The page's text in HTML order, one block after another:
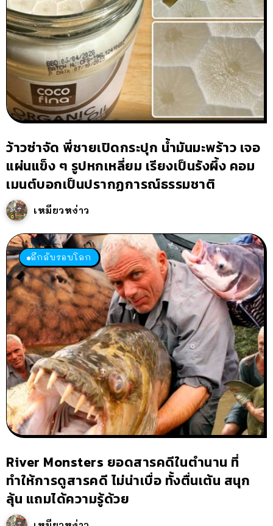
ว้าวซ่าจัด พี่ชายเปิดกระปุก น้ำมันมะพร้าว เจอ
แผ่นแข็ง ๆ รูปหกเหลี่ยม เรียงเป็นรังผึ้ง คอม
เมนต์บอกเป็นปรากฏการณ์ธรรมชาติ
เหมียวหง่าว
ลึกลับรอบโลก
River Monsters ยอดสารคดีในตำนาน ที่
ทำให้การดูสารคดี ไม่น่าเบื่อ ทั้งตื่นเต้น สนุก
ลุ้น แถมได้ความรู้ด้วย